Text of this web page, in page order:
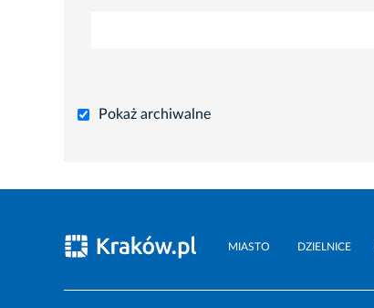
Pokaż archiwalne
MIASTO DZIELNICE